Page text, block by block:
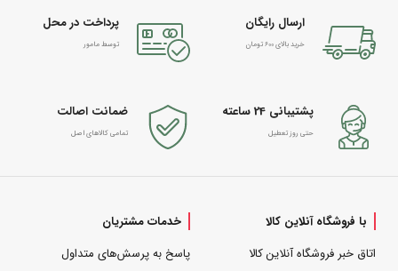
ارسال رایگان
خرید بالای 600 تومان
پرداخت در محل
توسط مامور
پشتیبانی 24 ساعته
حتی روز تعطیل
ضمانت اصالت
تمامی کالاهای اصل
با فروشگاه آنلاین کالا
اتاق خبر فروشگاه آنلاین کالا
خدمات مشتریان
پاسخ به پرسش‌های متداول